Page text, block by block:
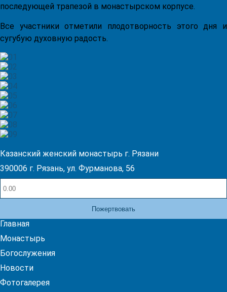
последующей трапезой в монастырском корпусе.
Все участники отметили плодотворность этого дня и
сугубую духовную радость.
Казанский женский монастырь г. Рязани
390006 г. Рязань, ул. Фурманова, 56
Пожертвовать
Главная
Монастырь
Богослужения
Новости
Фотогалерея